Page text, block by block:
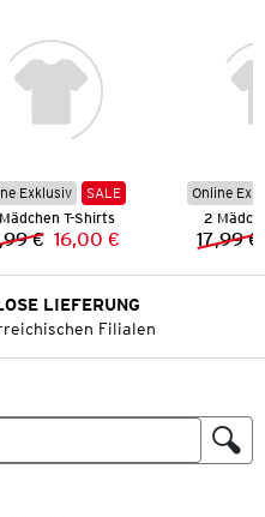
Exklusiv
SALE
T-Shirts
Vorheriger Preis:
€ Neuer Preis:
16,00 €
Online
2
17,99 €
LIEFERUNG
Filialen